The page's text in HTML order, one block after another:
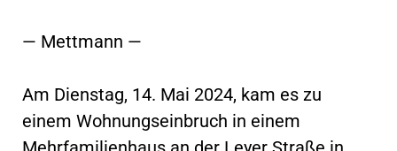
— Mettmann —
Am Dienstag, 14. Mai 2024, kam es zu
einem Wohnungseinbruch in einem